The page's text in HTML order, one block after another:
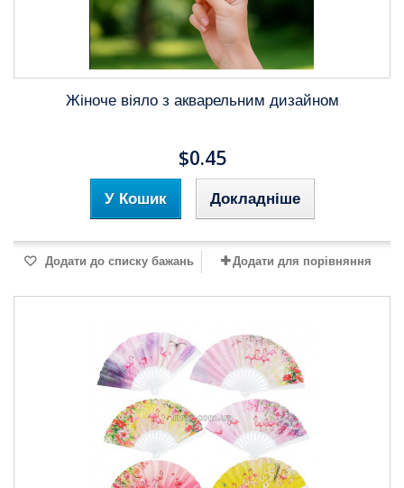
Жіноче віяло з акварельним дизайном
$0.45
У Кошик Докладніше
Додати до списку бажань Додати для порівняння